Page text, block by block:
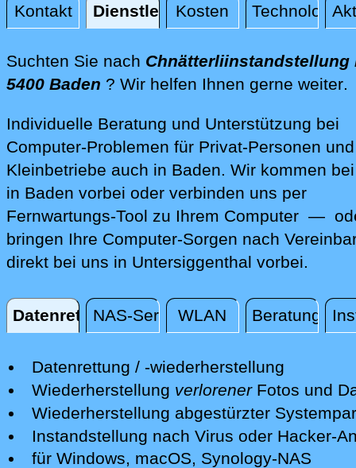
Kontakt Dienstleistungen
Kosten Technologie
Dienstleistungen
Suchten Sie nach Chnätterliinstandstellung
5400 Baden ? Wir helfen Ihnen gerne weiter.
Individuelle Beratung und Unterstützung bei
Computer-Problemen für Privat-Personen und
Kleinbetriebe auch in Baden. Wir kommen
in Baden vorbei oder verbinden uns per
Fernwartungs-Tool zu Ihrem Computer —
bringen Ihre Computer-Sorgen nach
direkt bei uns in Untersiggenthal vorbei.
DatenrettungNAS-ServerWLAN Beratung
Datenrettung
Datenrettung / -wiederherstellung
Wir retten Ihre verlorenen Daten mit
professionellen Mitteln.
Nach einer ersten kostenfreien
Schadens unterbreiten wir Ihnen ein
Wiederherstellung verlorenerFotos und
Nach einer erfolgreichen Datenrettung
wir Ihre Fotos und andere Dateien auf
neuen Datenträger bereit.
Wiederherstellung abgestürzter
Wir retten Systempartitionen und
System wieder bootfähig - soweit
Instandstellung nach Virus oder Hacker-
Wir isolieren die Gefahren und
für Windows, macOS, Synology-NAS